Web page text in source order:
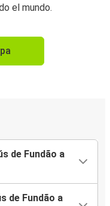
el mundo.
de Fundão a
de Fundão a